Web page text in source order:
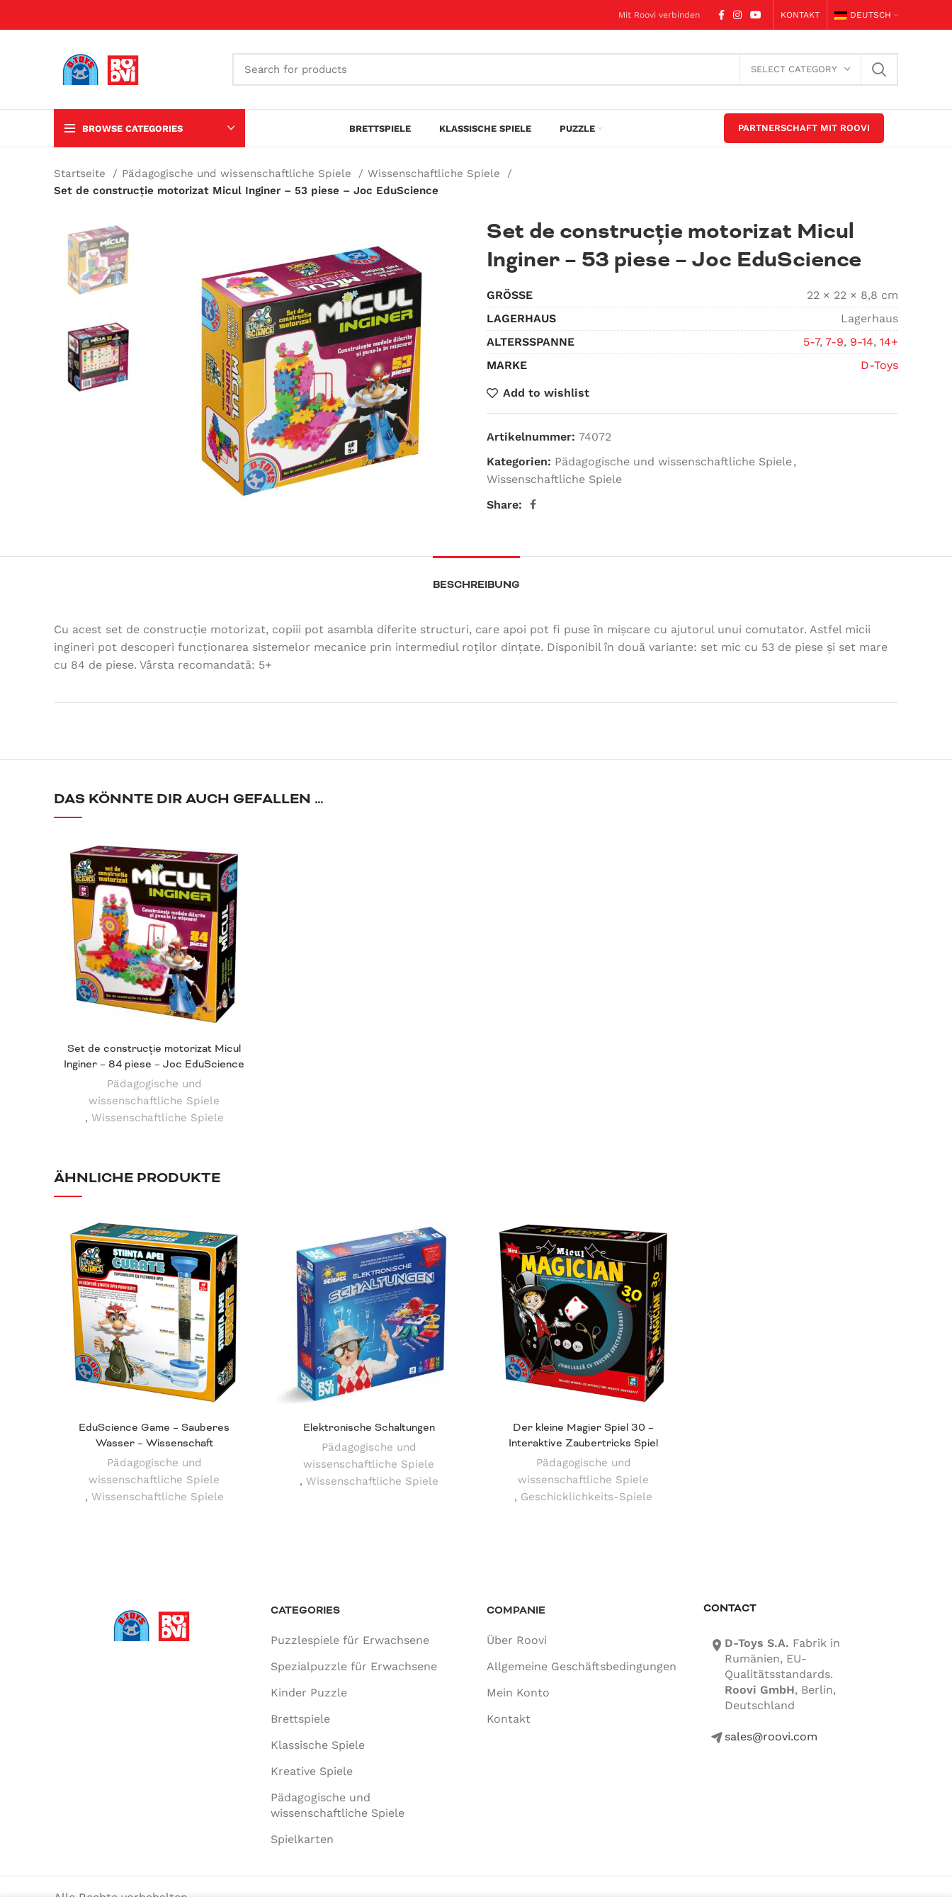
Mit Roovi verbinden KONTAKT DEUTSCH
SELECT CATEGORY
BROWSE CATEGORIES BRETTSPIELE KLASSISCHE SPIELE PUZZLE PARTNERSCHAFT MIT ROOVI
Startseite Pädagogische und wissenschaftliche Spiele
Wissenschaftliche Spiele
Set de construcție motorizat Micul Inginer – 53 piese – Joc EduScience
Set de construcție motorizat Micul
Inginer – 53 piese – Joc EduScience
GRÖSSE
22 × 22 × 8,8 cm
LAGERHAUS
Lagerhaus
ALTERSSPANNE
5-7, 7-9, 9-14, 14+
MARKE
D-Toys
Add to wishlist
Artikelnummer: 74072
Kategorien: Pädagogische und wissenschaftliche Spiele,
Wissenschaftliche Spiele
Share:
BESCHREIBUNG
Cu acest set de construcție motorizat, copiii pot asambla diferite structuri, care apoi pot fi puse în mișcare cu ajutorul unui comutator. Astfel micii
ingineri pot descoperi funcționarea sistemelor mecanice prin intermediul roților dințate. Disponibil în două variante: set mic cu 53 de piese și set mare
cu 84 de piese. Vârsta recomandată: 5+
DAS KÖNNTE DIR AUCH GEFALLEN …
Set de construcție motorizat Micul
Inginer – 84 piese – Joc EduScience
Pädagogische und
wissenschaftliche Spiele
, Wissenschaftliche Spiele
ÄHNLICHE PRODUKTE
EduScience Game – Sauberes
Wasser – Wissenschaft
Pädagogische und
wissenschaftliche Spiele
, Wissenschaftliche Spiele
Elektronische Schaltungen
Pädagogische und
wissenschaftliche Spiele
, Wissenschaftliche Spiele
Der kleine Magier Spiel 30 –
Interaktive Zaubertricks Spiel
Pädagogische und
wissenschaftliche Spiele
, Geschicklichkeits-Spiele
CATEGORIES
Puzzlespiele für Erwachsene
Spezialpuzzle für Erwachsene
Kinder Puzzle
Brettspiele
Klassische Spiele
Kreative Spiele
Pädagogische und
wissenschaftliche Spiele
Spielkarten
COMPANIE
Über Roovi
Allgemeine Geschäftsbedingungen
Mein Konto
Kontakt
CONTACT
location-icon D-Toys S.A. Fabrik in
Rumänien, EU-
Qualitätsstandards.
Roovi GmbH, Berlin,
Deutschland
mail-icon sales@roovi.com
Alle Rechte vorbehalten